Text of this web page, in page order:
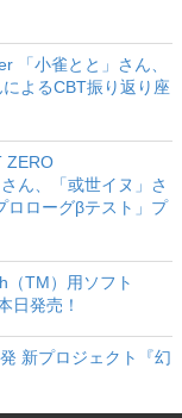
「小雀とと」さん、
よるCBT振り返り座
ZERO
ん、「或世イヌ」さ
ロローグβテスト」プ
（TM）用ソフト
日発売！
新プロジェクト『幻